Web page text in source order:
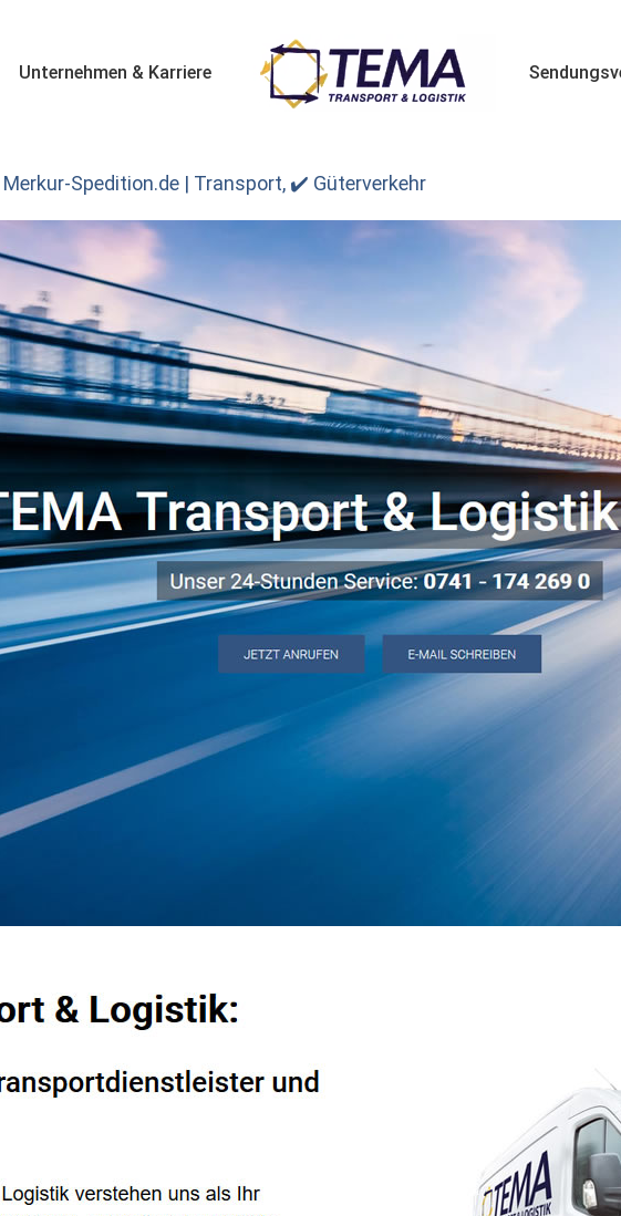
Unternehmen & Karriere
Spedition.de | Transport, ✔️ Güterverkehr